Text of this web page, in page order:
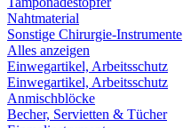
Nahtmaterial
Sonstige Chirurgie-Instrumente
Alles anzeigen
Einwegartikel, Arbeitsschutz
Einwegartikel, Arbeitsschutz
Anmischblöcke
Becher, Servietten & Tücher